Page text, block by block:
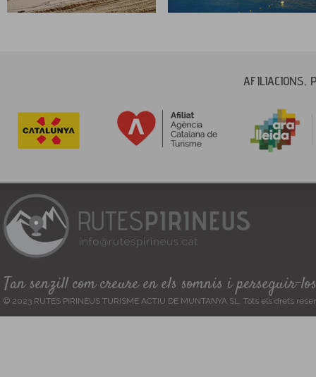
AFILIACIONS,
Tan senzill com creure en els somnis i perseguir-los
© 2023 RUTES PIRINEUS TURISME ACTIU DE MUNTANYA SL. Tots els drets